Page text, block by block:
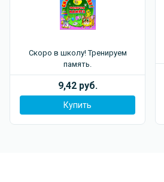
Скоро в школу! Тренируем
память.
9,42 руб.
Купить